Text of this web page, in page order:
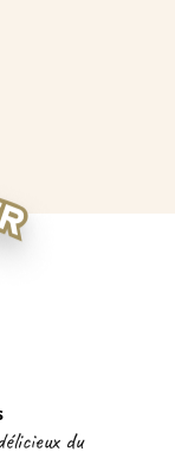
du